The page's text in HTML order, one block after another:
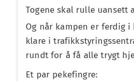
Togene skal rulle uansett
Og når kampen er ferdig
klare i
rundt for å få alle trygt
Et par pekefingre: